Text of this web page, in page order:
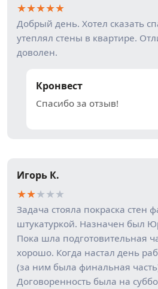
★★★★★
Добрый день. Хотел сказать
утеплял стены в квартире.
доволен.
Кронвест
Спасибо за отзыв!
Игорь К.
★★★★★
Задача стояла покраска стен
штукатуркой. Назначен был
Пока шла подготовительная
хорошо. Когда настал день
(за ним была финальная
Договоренность была на